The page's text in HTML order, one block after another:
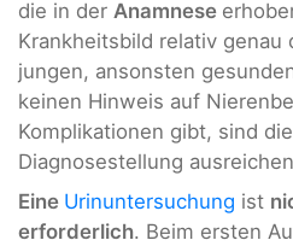
die in der Anamnese
Krankheitsbild relativ genau
jungen, ansonsten
keinen Hinweis auf
Komplikationen gibt, sind
Diagnosestellung
Eine Urinuntersuchung ist
erforderlich. Beim ersten